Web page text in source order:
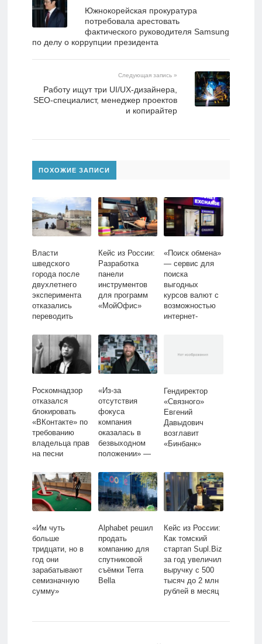
Южнокорейская прокуратура
потребовала арестовать
фактического руководителя Samsung
по делу о коррупции президента
Следующая запись »
Работу ищут три UI/UX-дизайнера,
SEO-специалист, менеджер проектов
и копирайтер
ПОХОЖИЕ ЗАПИСИ
Власти
шведского
города после
двухлетнего
эксперимента
отказались
переводить
часовой
рабочий день
Кейс из России:
Разработка
панели
инструментов
для программ
«МойОфис»
«Поиск обмена»
— сервис для
поиска
выгодных
курсов валют с
возможностью
интернет-
Роскомнадзор
отказался
блокировать
«ВКонтакте» по
требованию
владельца прав
на песни
«Из-за
отсутствия
фокуса
компания
оказалась в
безвыходном
положении» —
соруководители
BitTorrent едва
не привели
компанию к
Гендиректор
«Связного»
Евгений
Давыдович
возглавит
«Бинбанк»
«Им чуть
больше
тридцати, но в
год они
зарабатывают
семизначную
сумму»
Alphabet решил
продать
компанию для
спутниковой
съёмки Terra
Bella
Кейс из России:
Как томский
стартап Supl.Biz
за год увеличил
выручку с 500
тысяч до 2 млн
рублей в месяц